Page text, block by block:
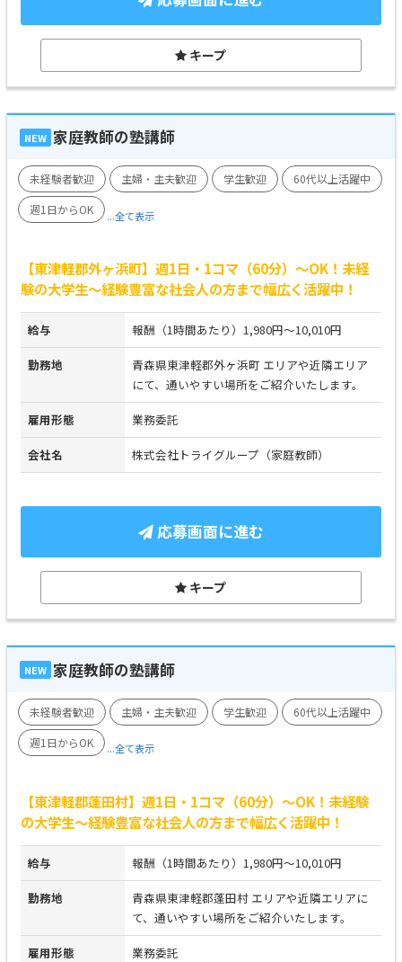
キープ
NEW 家庭教師の塾講師
未経験者歓迎 主婦・主夫歓迎 学生歓迎
60代以上活躍中
週1日からOK
...全て表示
【東津軽郡外ヶ浜町】週1日・1コマ（60分）～OK！未経
験の大学生～経験豊富な社会人の方まで幅広く活躍中！
給与 報酬（1時間あたり）1,980円～10,010円
勤務地
青森県東津軽郡外ヶ浜町 エリアや近隣エリア
にて、通いやすい場所をご紹介いたします。
雇用形態 業務委託
会社名 株式会社トライグループ（家庭教師）
応募画面に進む
キープ
NEW 家庭教師の塾講師
未経験者歓迎 主婦・主夫歓迎 学生歓迎
60代以上活躍中
週1日からOK
...全て表示
【東津軽郡蓬田村】週1日・1コマ（60分）～OK！未経験
の大学生～経験豊富な社会人の方まで幅広く活躍中！
給与 報酬（1時間あたり）1,980円～10,010円
勤務地
青森県東津軽郡蓬田村 エリアや近隣エリアに
て、通いやすい場所をご紹介いたします。
雇用形態 業務委託